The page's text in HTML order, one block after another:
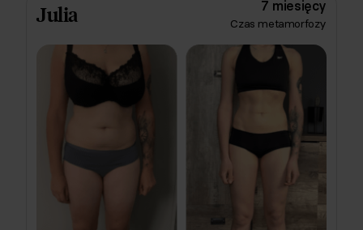
Do tego ćwiczyła z aplikacją Respo 3 razy w
tygodniu. Efekt? -14 kg, więcej energii, lepsze
samopoczucie i brak głodu. Gratulujemy! ❤️
Julia 7 miesięcy
Czas metamorfozy